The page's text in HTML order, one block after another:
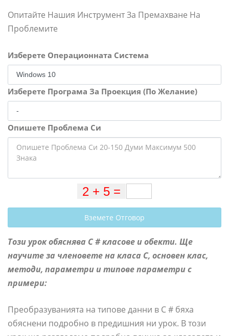
Опитайте Нашия Инструмент За Премахване На
Проблемите
Изберете Операционната Система
Изберете Програма За Проекция (По Желание)
Опишете Проблема Си
Вземете Отговор
Този урок обяснява C # класове и обекти. Ще
научите за членовете на класа C, основен клас,
методи, параметри и типове параметри с
примери:
Преобразуванията на типове данни в C # бяха
обяснени подробно в предишния ни урок. В този